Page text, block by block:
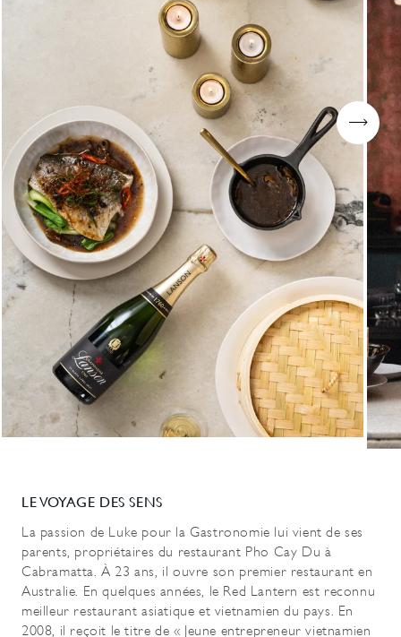
LE VOYAGE DES SENS
La passion de Luke pour la Gastronomie lui vient de ses
parents, propriétaires du restaurant Pho Cay Du à
Cabramatta. À 23 ans, il ouvre son premier restaurant en
Australie. En quelques années, le Red Lantern est reconnu
meilleur restaurant asiatique et vietnamien du pays. En
2008, il reçoit le titre de « Jeune entrepreneur vietnamien